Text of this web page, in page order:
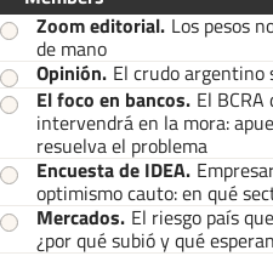
Zoom editorial. Los pesos
de mano
Opinión. El crudo argentino
El foco en bancos. El
intervendrá en la mora:
resuelva el problema
Encuesta de IDEA.
optimismo cauto: en qué
Mercados. El riesgo país
¿por qué subió y qué